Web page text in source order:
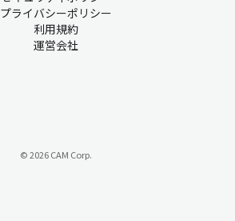
プライバシーポリシー
利用規約
運営会社
© 2026 CAM Corp.